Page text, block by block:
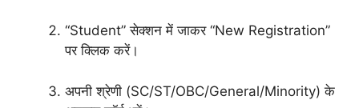
“Student” सेक्शन में जाकर “New Registration”
पर क्लिक करें।
अपनी श्रेणी (SC/ST/OBC/General/Minority) के